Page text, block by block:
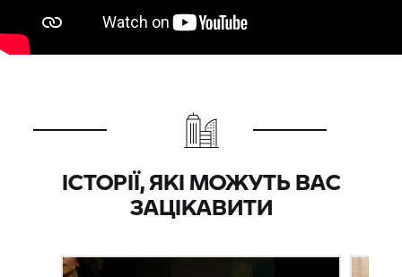
ІСТОРІЇ, ЯКІ МОЖУТЬ ВАС
ЗАЦІКАВИТИ